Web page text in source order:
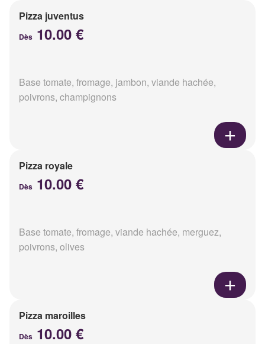
Pizza juventus
Dès 10.00 €
Base tomate, fromage, jambon, viande hachée,
poivrons, champignons
Pizza royale
Dès 10.00 €
Base tomate, fromage, viande hachée, merguez,
poivrons, olives
Pizza maroilles
Dès 10.00 €